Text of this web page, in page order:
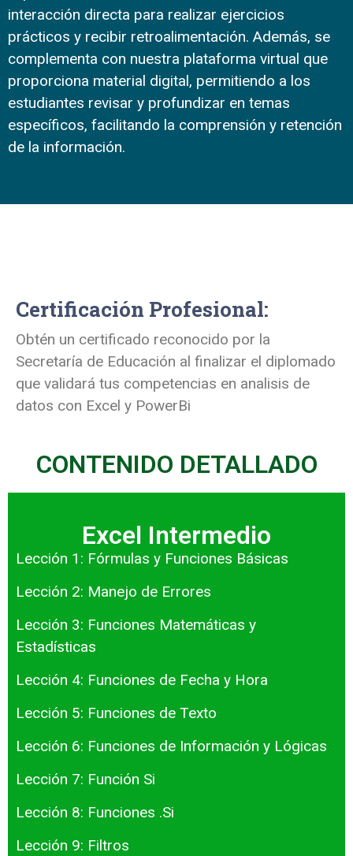
interacción directa para realizar ejercicios
prácticos y recibir retroalimentación. Además, se
complementa con nuestra plataforma virtual que
proporciona material digital, permitiendo a los
estudiantes revisar y profundizar en temas
específicos, facilitando la comprensión y retención
de la información.
Certificación Profesional:
Obtén un certificado reconocido por la
Secretaría de Educación al finalizar el diplomado
que validará tus competencias en analisis de
datos con Excel y PowerBi
CONTENIDO DETALLADO
Excel Intermedio
Lección 1: Fórmulas y Funciones Básicas
Lección 2: Manejo de Errores
Lección 3: Funciones Matemáticas y
Estadísticas
Lección 4: Funciones de Fecha y Hora
Lección 5: Funciones de Texto
Lección 6: Funciones de Información y Lógicas
Lección 7: Función Si
Lección 8: Funciones .Si
Lección 9: Filtros